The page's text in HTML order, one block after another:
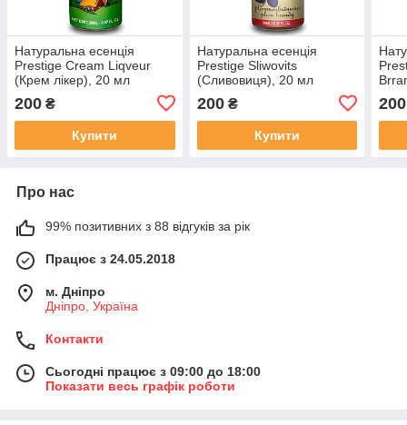
Натуральна есенція
Prestige Cream Liqveur
(Крем лікер), 20 мл
200 ₴
Купити
Натуральна есенція
Prestige Sliwovits
(Сливовиця), 20 мл
200₴
Купити
200
Про нас
99% позитивних з 88 відгуків за рік
Працює з 24.05.2018
м. Дніпро
Дніпро, Україна
Контакти
Сьогодні працює з 09:00 до 18:00
Показати весь графік роботи